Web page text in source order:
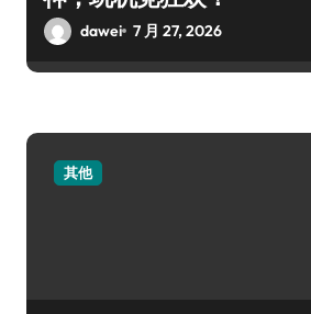
dawei 7 月 27, 2026
其他